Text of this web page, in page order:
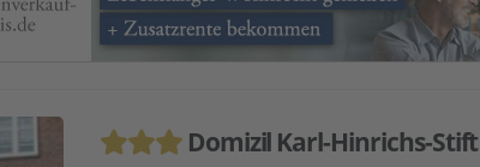
Domizil Karl-Hinrichs-Stift